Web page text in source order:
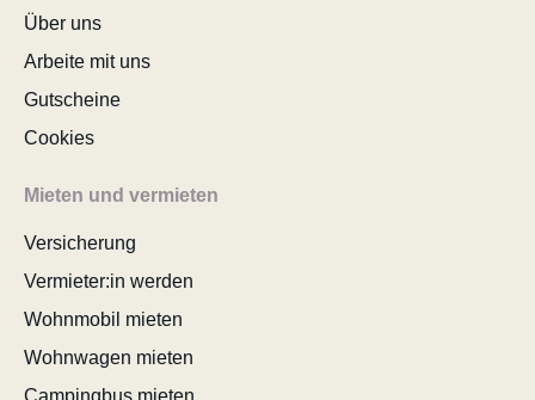
Über uns
Arbeite mit uns
Gutscheine
Cookies
Mieten und vermieten
Versicherung
Vermieter:in werden
Wohnmobil mieten
Wohnwagen mieten
Campingbus mieten